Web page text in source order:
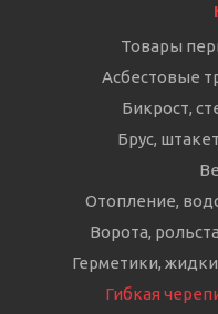
Товары
Асбестовые
Бикрост,
Брус,
Отопление,
Ворота,
Герметики,
Гибкая